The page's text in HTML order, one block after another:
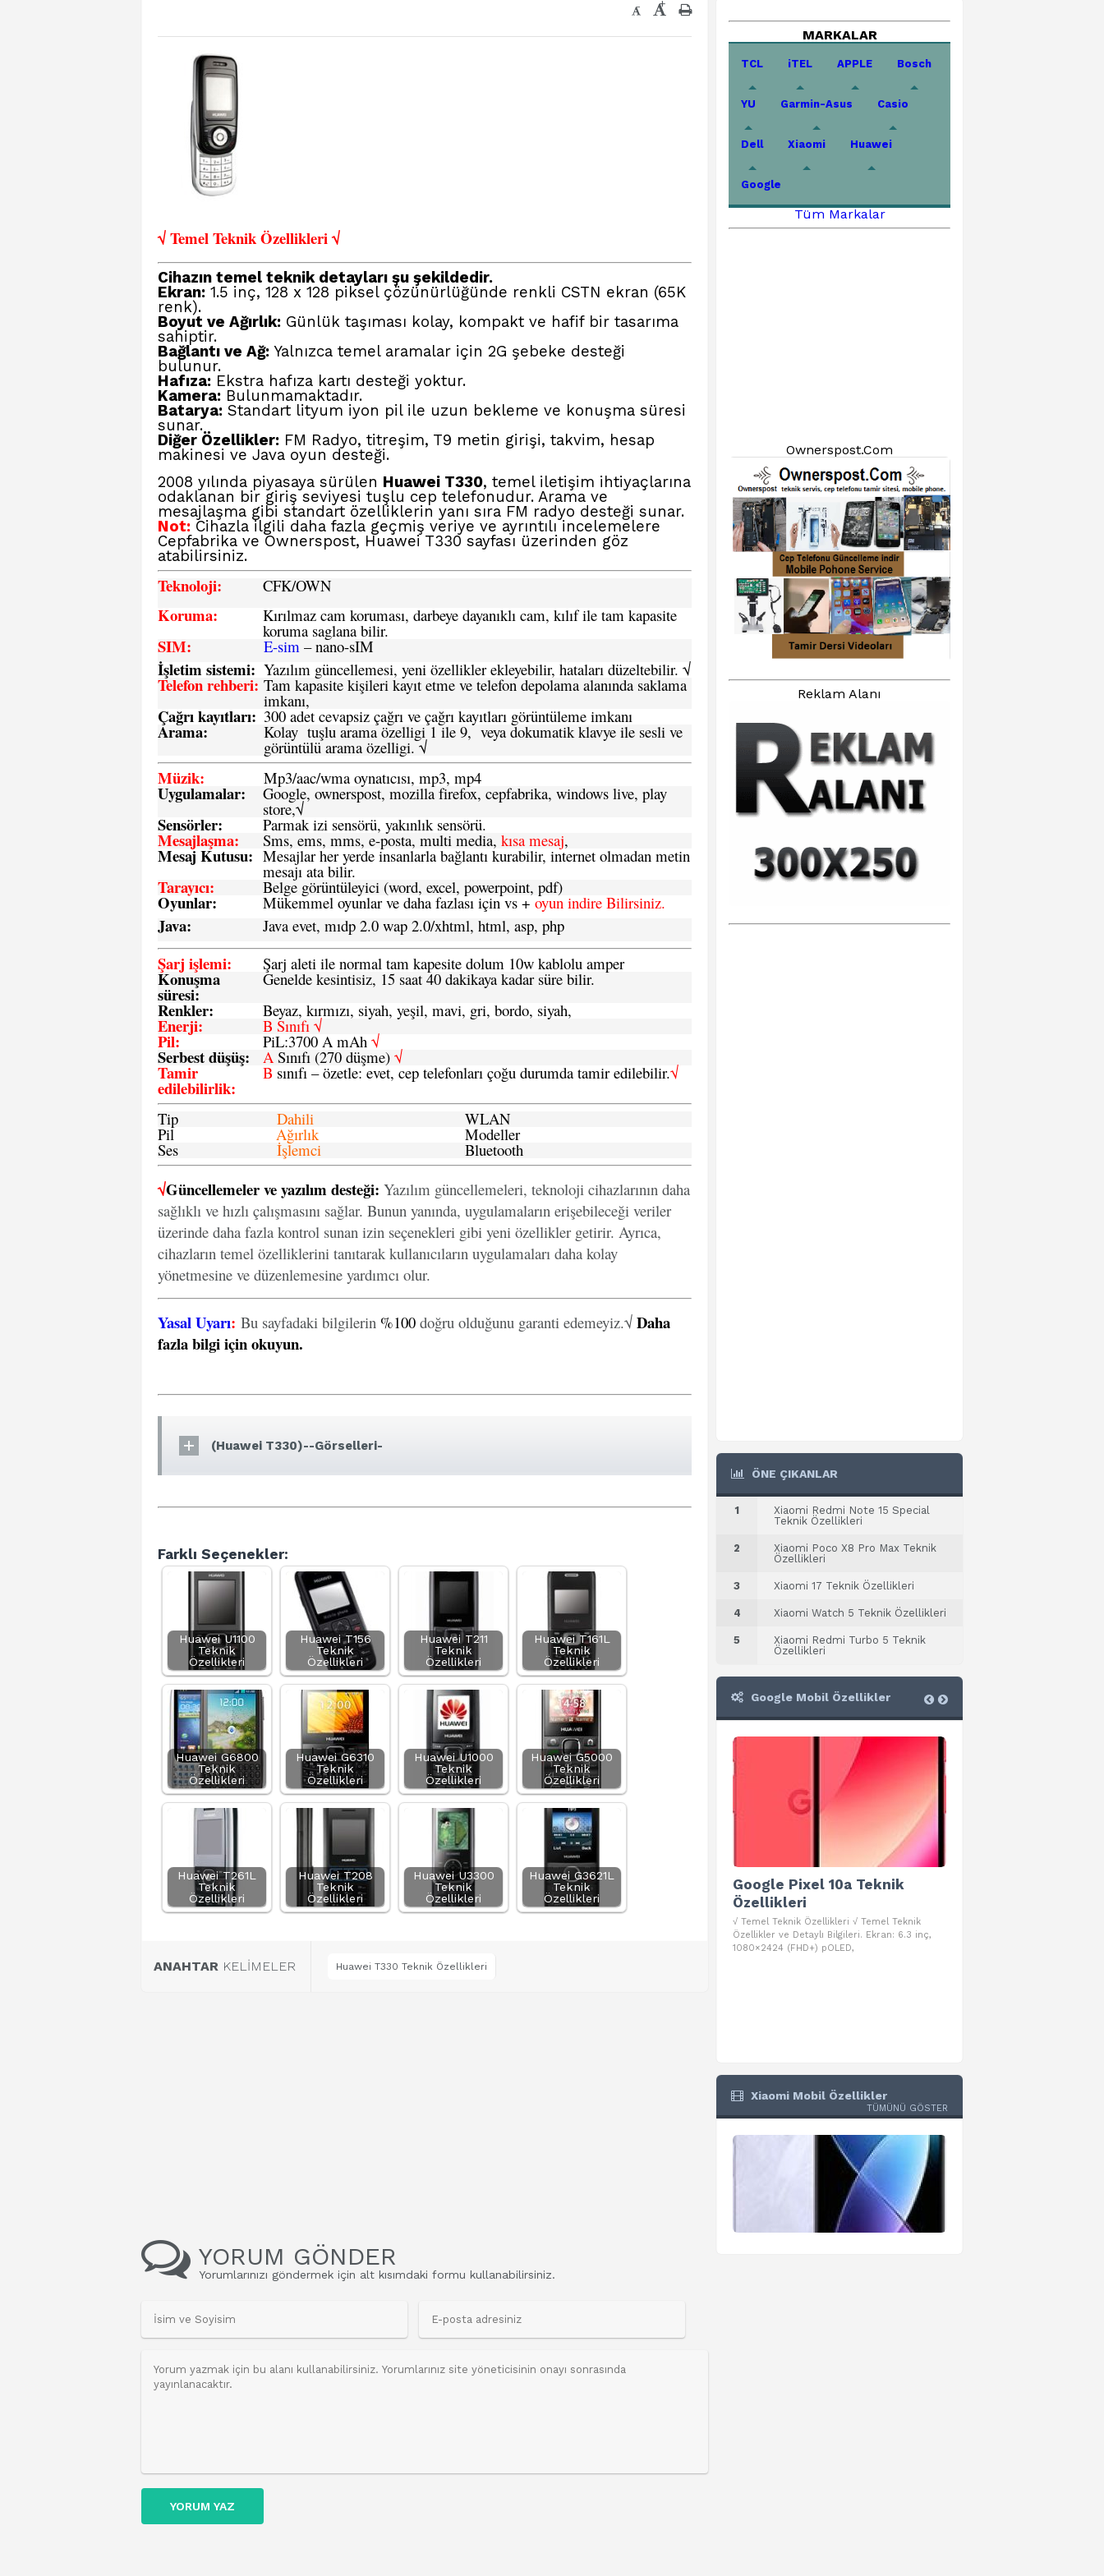
- +
√ Temel Teknik Özellikleri √
Cihazın temel teknik detayları şu şekildedir.
Ekran: 1.5 inç, 128 x 128 piksel çözünürlüğünde renkli CSTN ekran (65K
renk).
Boyut ve Ağırlık: Günlük taşıması kolay, kompakt ve hafif bir tasarıma
sahiptir.
Bağlantı ve Ağ: Yalnızca temel aramalar için 2G şebeke desteği
bulunur.
Hafıza: Ekstra hafıza kartı desteği yoktur.
Kamera: Bulunmamaktadır.
Batarya: Standart lityum iyon pil ile uzun bekleme ve konuşma süresi
sunar.
Diğer Özellikler: FM Radyo, titreşim, T9 metin girişi, takvim, hesap
makinesi ve Java oyun desteği.
2008 yılında piyasaya sürülen Huawei T330, temel iletişim ihtiyaçlarına
odaklanan bir giriş seviyesi tuşlu cep telefonudur. Arama ve
mesajlaşma gibi standart özelliklerin yanı sıra FM radyo desteği sunar.
Not: Cihazla ilgili daha fazla geçmiş veriye ve ayrıntılı incelemelere
Cepfabrika ve Ownerspost, Huawei T330 sayfası üzerinden göz
atabilirsiniz.
Teknoloji: CFK/OWN
Koruma: Kırılmaz cam koruması, darbeye dayanıklı cam, kılıf ile tam kapasite
koruma saglana bilir.
SIM: E-sim – nano-sIM
İşletim sistemi: Yazılım güncellemesi, yeni özellikler ekleyebilir, hataları düzeltebilir. √
Telefon rehberi: Tam kapasite kişileri kayıt etme ve telefon depolama alanında saklama
imkanı,
Çağrı kayıtları: 300 adet cevapsiz çağrı ve çağrı kayıtları görüntüleme imkanı
Arama: Kolay tuşlu arama özelligi 1 ile 9, veya dokumatik klavye ile sesli ve
görüntülü arama özelligi. √
Müzik: Mp3/aac/wma oynatıcısı, mp3, mp4
Uygulamalar: Google, ownerspost, mozilla firefox, cepfabrika, windows live, play
store,√
Sensörler: Parmak izi sensörü, yakınlık sensörü.
Mesajlaşma: Sms, ems, mms, e-posta, multi media, kısa mesaj,
Mesaj Kutusu: Mesajlar her yerde insanlarla bağlantı kurabilir, internet olmadan metin
mesajı ata bilir.
Tarayıcı: Belge görüntüleyici (word, excel, powerpoint, pdf)
Oyunlar: Mükemmel oyunlar ve daha fazlası için vs +oyun indire Bilirsiniz.
Java: Java evet, mıdp 2.0 wap 2.0/xhtml, html, asp, php
Şarj işlemi: Şarj aleti ile normal tam kapesite dolum 10w kablolu amper
Konuşma
süresi:
Genelde kesintisiz, 15 saat 40 dakikaya kadar süre bilir.
Renkler: Beyaz, kırmızı, siyah, yeşil, mavi, gri, bordo, siyah,
Enerji: B Sınıfı √
Pil: PiL:3700 A mAh √
Serbest düşüş: ASınıfı (270 düşme) √
Tamir
edilebilirlik:
B sınıfı – özetle: evet, cep telefonları çoğu durumda tamir edilebilir.√
Tip Dahili WLAN
Pil Ağırlık Modeller
Ses İşlemci Bluetooth
√Güncellemeler ve yazılım desteği: Yazılım güncellemeleri, teknoloji cihazlarının daha
sağlıklı ve hızlı çalışmasını sağlar. Bunun yanında, uygulamaların erişebileceği veriler
üzerinde daha fazla kontrol sunan izin seçenekleri gibi yeni özellikler getirir. Ayrıca,
cihazların temel özelliklerini tanıtarak kullanıcıların uygulamaları daha kolay
yönetmesine ve düzenlemesine yardımcı olur.
Yasal Uyarı: Bu sayfadaki bilgilerin %100 doğru olduğunu garanti edemeyiz.√ Daha
fazla bilgi için okuyun.
(Huawei T330)--Görselleri-
Farklı Seçenekler:
Huawei U1100
Teknik
Özellikleri
Huawei T156
Teknik
Özellikleri
Huawei T211
Teknik
Özellikleri
Huawei T161L
Teknik
Özellikleri
Huawei G6800
Teknik
Özellikleri
Huawei G6310
Teknik
Özellikleri
Huawei U1000
Teknik
Özellikleri
Huawei G5000
Teknik
Özellikleri
Huawei T261L
Teknik
Özellikleri
Huawei T208
Teknik
Özellikleri
Huawei U3300
Teknik
Özellikleri
Huawei G3621L
Teknik
Özellikleri
ANAHTAR KELİMELER Huawei T330 Teknik Özellikleri
YORUM GÖNDER
Yorumlarınızı göndermek için alt kısımdaki formu kullanabilirsiniz.
YORUM YAZ
MARKALAR
TCL iTEL APPLE Bosch
YU Garmin-Asus Casio
Dell Xiaomi Huawei
Google
Tüm Markalar
Ownerspost.Com
Reklam Alanı
ÖNE ÇIKANLAR
1
Xiaomi Redmi Note 15 Special
Teknik Özellikleri
2
Xiaomi Poco X8 Pro Max Teknik
Özellikleri
3 Xiaomi 17 Teknik Özellikleri
4 Xiaomi Watch 5 Teknik Özellikleri
5
Xiaomi Redmi Turbo 5 Teknik
Özellikleri
Google Mobil Özellikler
Google Pixel 10 Pro Teknik
Özellikleri
Google Pixel 10a Teknik
Özellikleri
√ Temel Teknik Özellikleri √ Temel Teknik
Özellikler ve Detaylı Bilgileri. Ekran: 6.3 inç,
1080×2424 (FHD+) pOLED,
Xiaomi Mobil Özellikler
TÜMÜNÜ GÖSTER